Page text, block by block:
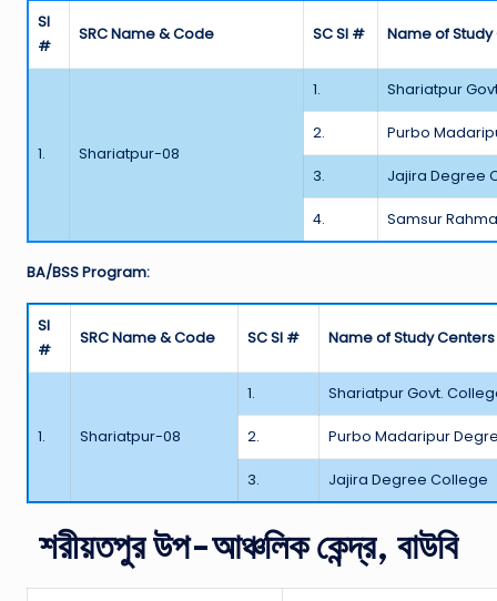
Sl
#
SRC Name & Code SC Sl # Name of
1. Shariatpur-08
1. Shariatpur
2. Purbo
3. Jajira Degree
4. Samsur
BA/BSS Program:
Sl
#
SRC Name & Code SC Sl # Name of Study Centers
1. Shariatpur-08
1. Shariatpur Govt.
2. Purbo Madaripur
3. Jajira Degree College
শরীয়তপুর উপ-আঞ্চলিক কেন্দ্র, বাউবি